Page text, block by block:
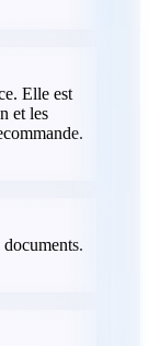
Elle est
et les
documents.